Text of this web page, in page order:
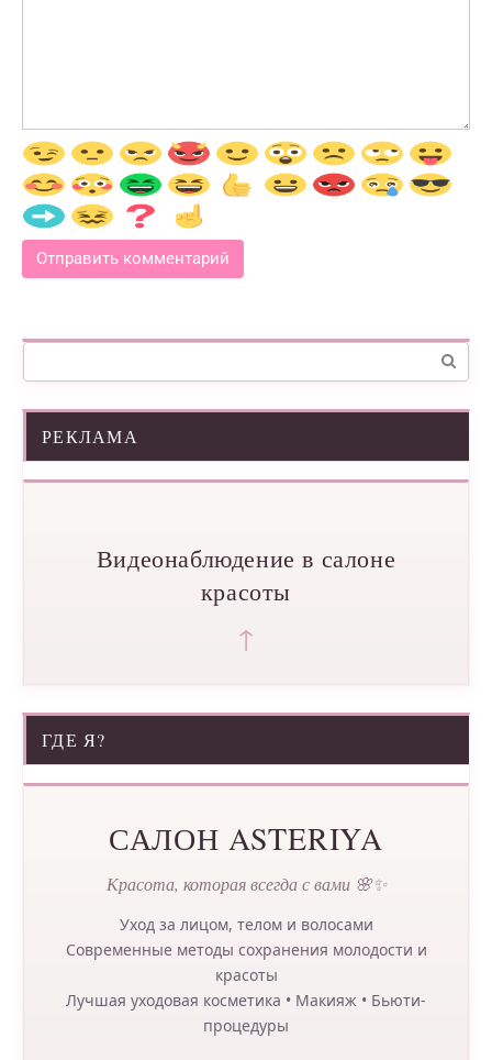
Поиск:
РЕКЛАМА
Видеонаблюдение в салоне
красоты
↑
ГДЕ Я?
САЛОН ASTERIYA
Красота, которая всегда с вами 🌸✨
Уход за лицом, телом и волосами
Современные методы сохранения молодости и
красоты
Лучшая уходовая косметика • Макияж • Бьюти-
процедуры